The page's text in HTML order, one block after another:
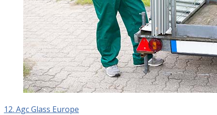
12. Agc Glass Europe